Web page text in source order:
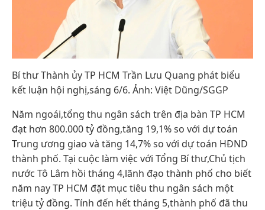
Bí thư Thành ủy TP HCM Trần Lưu Quang phát biểu
kết luận hội nghị,sáng 6/6. Ảnh: Việt Dũng/SGGP
Năm ngoái,tổng thu ngân sách trên địa bàn TP HCM
đạt hơn 800.000 tỷ đồng,tăng 19,1% so với dự toán
Trung ương giao và tăng 14,7% so với dự toán HĐND
thành phố. Tại cuộc làm việc với Tổng Bí thư,Chủ tịch
nước Tô Lâm hồi tháng 4,lãnh đạo thành phố cho biết
năm nay TP HCM đặt mục tiêu thu ngân sách một
triệu tỷ đồng. Tính đến hết tháng 5,thành phố đã thu